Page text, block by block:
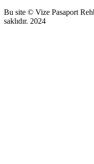
Bu site © Vize Pasaport
saklıdır. 2024